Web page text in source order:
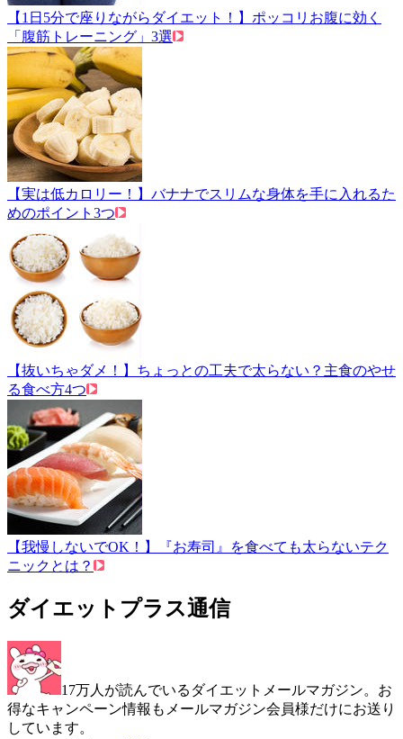
【1日5分で座りながらダイエット！】ポッコリお腹に効く
「腹筋トレーニング」3選
【実は低カロリー！】バナナでスリムな身体を手に入れるた
めのポイント3つ
【抜いちゃダメ！】ちょっとの工夫で太らない？主食のやせ
る食べ方4つ
【我慢しないでOK！】『お寿司』を食べても太らないテク
ニックとは？
ダイエットプラス通信
17万人が読んでいるダイエットメールマガジン。お
得なキャンペーン情報もメールマガジン会員様だけにお送り
しています。